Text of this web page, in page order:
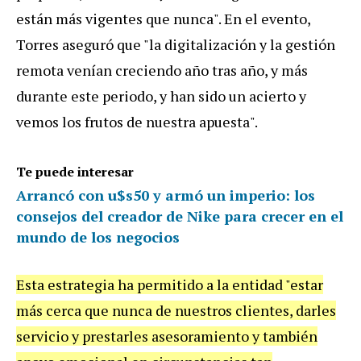
están más vigentes que nunca". En el evento,
Torres aseguró que "la digitalización y la gestión
remota venían creciendo año tras año, y más
durante este periodo, y han sido un acierto y
vemos los frutos de nuestra apuesta".
Te puede interesar
Arrancó con u$s50 y armó un imperio: los
consejos del creador de Nike para crecer en el
mundo de los negocios
Esta estrategia ha permitido a la entidad "estar
más cerca que nunca de nuestros clientes, darles
servicio y prestarles asesoramiento y también